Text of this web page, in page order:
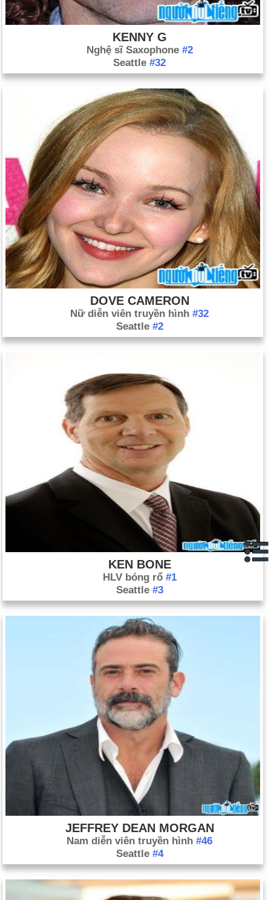
KENNY G
Nghệ sĩ Saxophone #2
Seattle #32
DOVE CAMERON
Nữ diễn viên truyền hình #32
Seattle #2
KEN BONE
HLV bóng rổ #1
Seattle #3
JEFFREY DEAN MORGAN
Nam diễn viên truyền hình #46
Seattle #4